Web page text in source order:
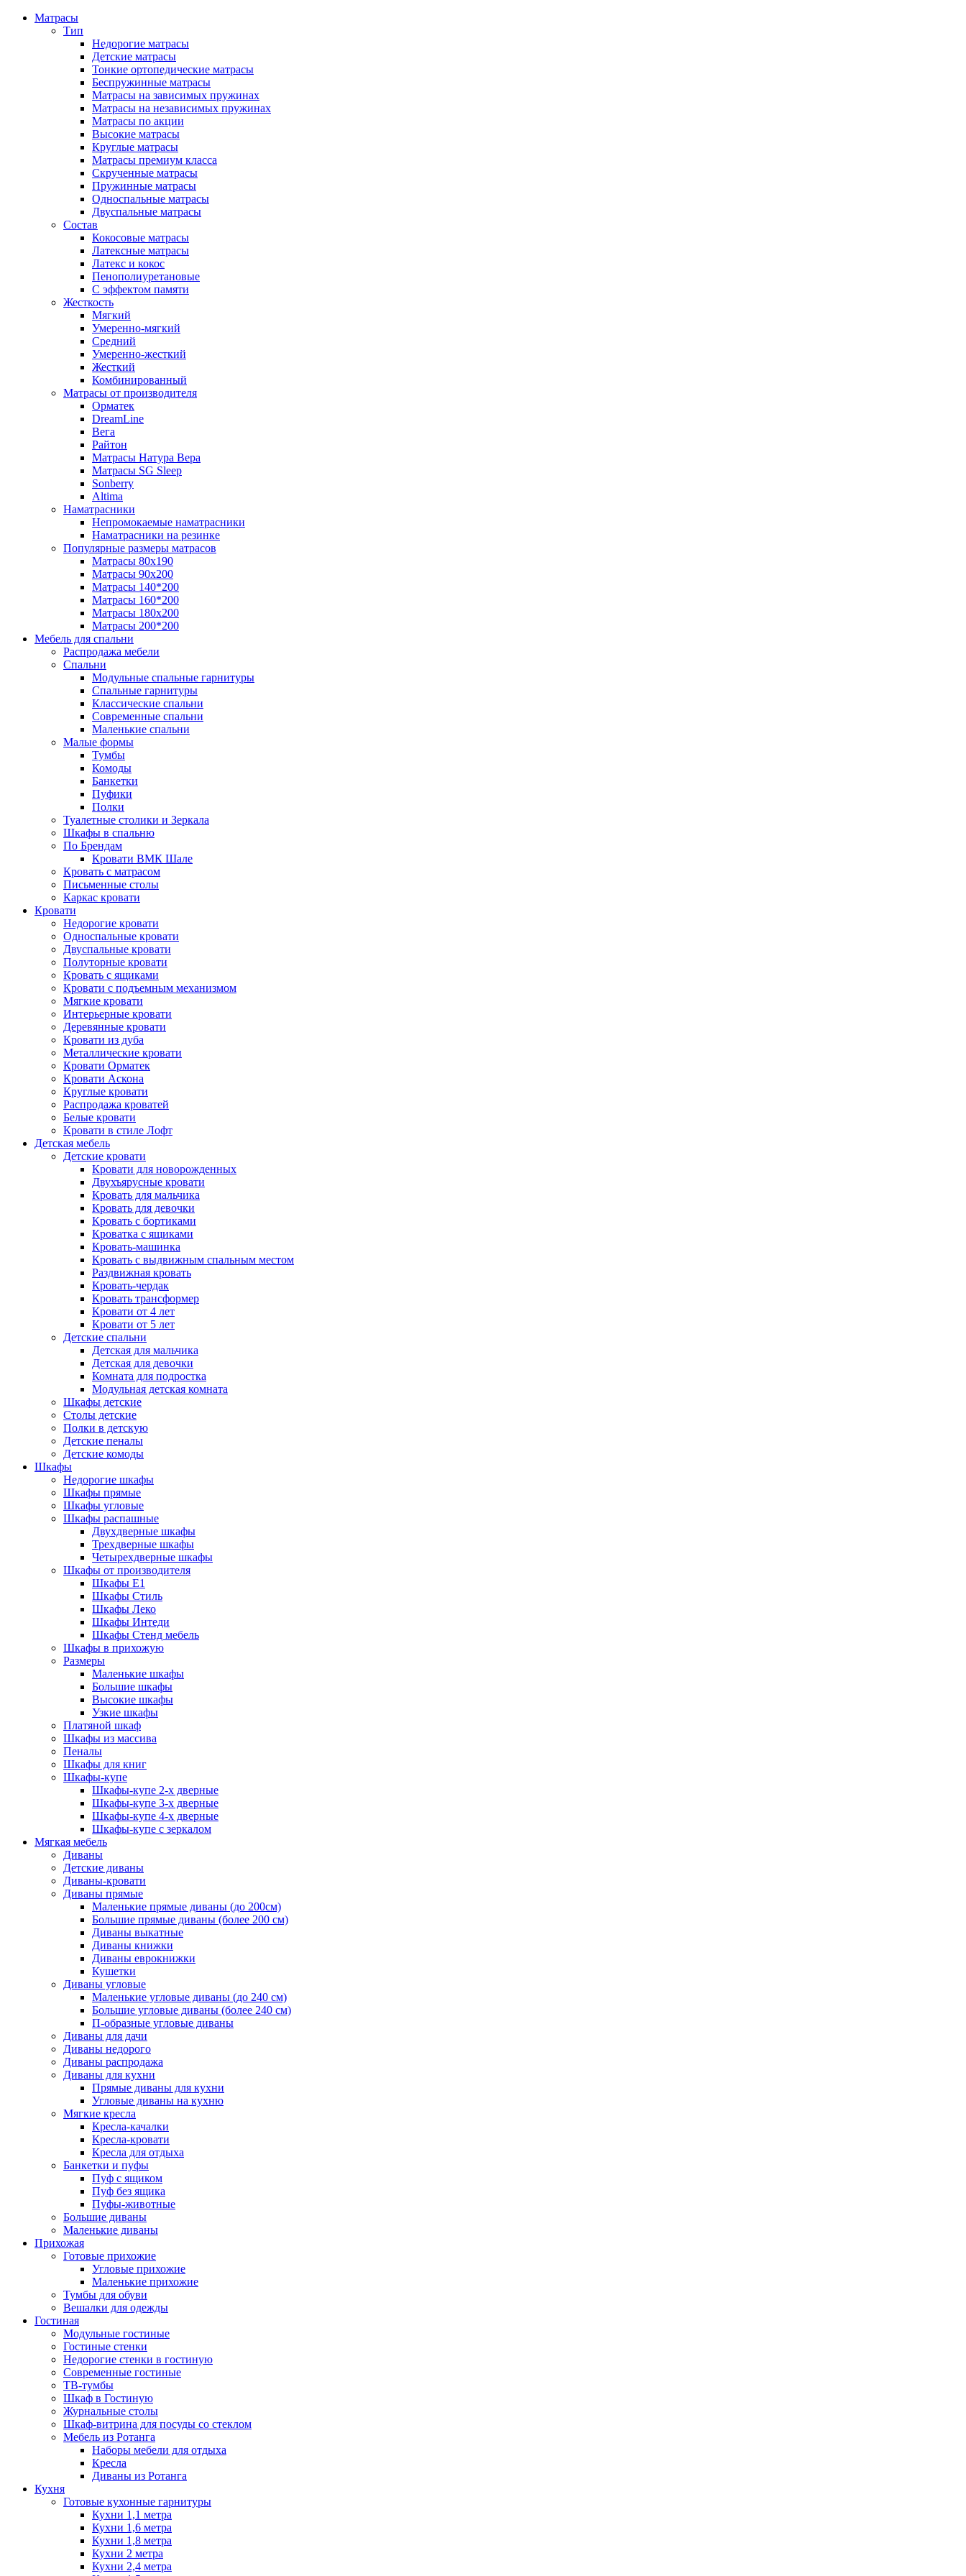
Матрасы
Тип
Недорогие матрасы
Детские матрасы
Тонкие ортопедические матрасы
Беспружинные матрасы
Матрасы на зависимых пружинах
Матрасы на независимых пружинах
Матрасы по акции
Высокие матрасы
Круглые матрасы
Матрасы премиум класса
Скрученные матрасы
Пружинные матрасы
Односпальные матрасы
Двуспальные матрасы
Состав
Кокосовые матрасы
Латексные матрасы
Латекс и кокос
Пенополиуретановые
С эффектом памяти
Жесткость
Мягкий
Умеренно-мягкий
Средний
Умеренно-жесткий
Жесткий
Комбинированный
Матрасы от производителя
Орматек
DreamLine
Вега
Райтон
Матрасы Натура Вера
Матрасы SG Sleep
Sonberry
Altima
Наматрасники
Непромокаемые наматрасники
Наматрасники на резинке
Популярные размеры матрасов
Матрасы 80x190
Матрасы 90x200
Матрасы 140*200
Матрасы 160*200
Матрасы 180x200
Матрасы 200*200
Мебель для спальни
Распродажа мебели
Спальни
Модульные спальные гарнитуры
Спальные гарнитуры
Классические спальни
Современные спальни
Маленькие спальни
Малые формы
Тумбы
Комоды
Банкетки
Пуфики
Полки
Туалетные столики и Зеркала
Шкафы в спальню
По Брендам
Кровати ВМК Шале
Кровать с матрасом
Письменные столы
Каркас кровати
Кровати
Недорогие кровати
Односпальные кровати
Двуспальные кровати
Полуторные кровати
Кровать с ящиками
Кровати с подъемным механизмом
Мягкие кровати
Интерьерные кровати
Деревянные кровати
Кровати из дуба
Металлические кровати
Кровати Орматек
Кровати Аскона
Круглые кровати
Распродажа кроватей
Белые кровати
Кровати в стиле Лофт
Детская мебель
Детские кровати
Кровати для новорожденных
Двухъярусные кровати
Кровать для мальчика
Кровать для девочки
Кровать с бортиками
Кроватка с ящиками
Кровать-машинка
Кровать с выдвижным спальным местом
Раздвижная кровать
Кровать-чердак
Кровать трансформер
Кровати от 4 лет
Кровати от 5 лет
Детские спальни
Детская для мальчика
Детская для девочки
Комната для подростка
Модульная детская комната
Шкафы детские
Столы детские
Полки в детскую
Детские пеналы
Детские комоды
Шкафы
Недорогие шкафы
Шкафы прямые
Шкафы угловые
Шкафы распашные
Двухдверные шкафы
Трехдверные шкафы
Четырехдверные шкафы
Шкафы от производителя
Шкафы E1
Шкафы Стиль
Шкафы Леко
Шкафы Интеди
Шкафы Стенд мебель
Шкафы в прихожую
Размеры
Маленькие шкафы
Большие шкафы
Высокие шкафы
Узкие шкафы
Платяной шкаф
Шкафы из массива
Пеналы
Шкафы для книг
Шкафы-купе
Шкафы-купе 2-х дверные
Шкафы-купе 3-х дверные
Шкафы-купе 4-х дверные
Шкафы-купе с зеркалом
Мягкая мебель
Диваны
Детские диваны
Диваны-кровати
Диваны прямые
Маленькие прямые диваны (до 200см)
Большие прямые диваны (более 200 см)
Диваны выкатные
Диваны книжки
Диваны еврокнижки
Кушетки
Диваны угловые
Маленькие угловые диваны (до 240 см)
Большие угловые диваны (более 240 см)
П-образные угловые диваны
Диваны для дачи
Диваны недорого
Диваны распродажа
Диваны для кухни
Прямые диваны для кухни
Угловые диваны на кухню
Мягкие кресла
Кресла-качалки
Кресла-кровати
Кресла для отдыха
Банкетки и пуфы
Пуф с ящиком
Пуф без ящика
Пуфы-животные
Большие диваны
Маленькие диваны
Прихожая
Готовые прихожие
Угловые прихожие
Маленькие прихожие
Тумбы для обуви
Вешалки для одежды
Гостиная
Модульные гостиные
Гостиные стенки
Недорогие стенки в гостиную
Современные гостиные
ТВ-тумбы
Шкаф в Гостиную
Журнальные столы
Шкаф-витрина для посуды со стеклом
Мебель из Ротанга
Наборы мебели для отдыха
Кресла
Диваны из Ротанга
Кухня
Готовые кухонные гарнитуры
Кухни 1,1 метра
Кухни 1,6 метра
Кухни 1,8 метра
Кухни 2 метра
Кухни 2,4 метра